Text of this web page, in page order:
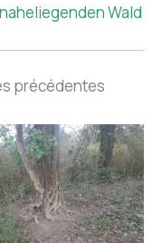
Wald
précédentes